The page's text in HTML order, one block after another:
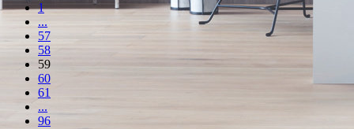
1
...
57
58
59
60
61
...
96